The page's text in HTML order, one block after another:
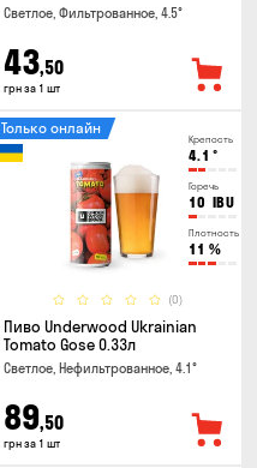
Светлое, Фильтрованное, 4.5°
43,50
грн за 1 шт
Крепость
4.1 °
Горечь
10 IBU
Плотность
11 %
(0)
Только онлайн
Пиво Underwood Ukrainian
Tomato Gose 0.33л
Светлое, Нефильтрованное, 4.1°
89,50
грн за 1 шт